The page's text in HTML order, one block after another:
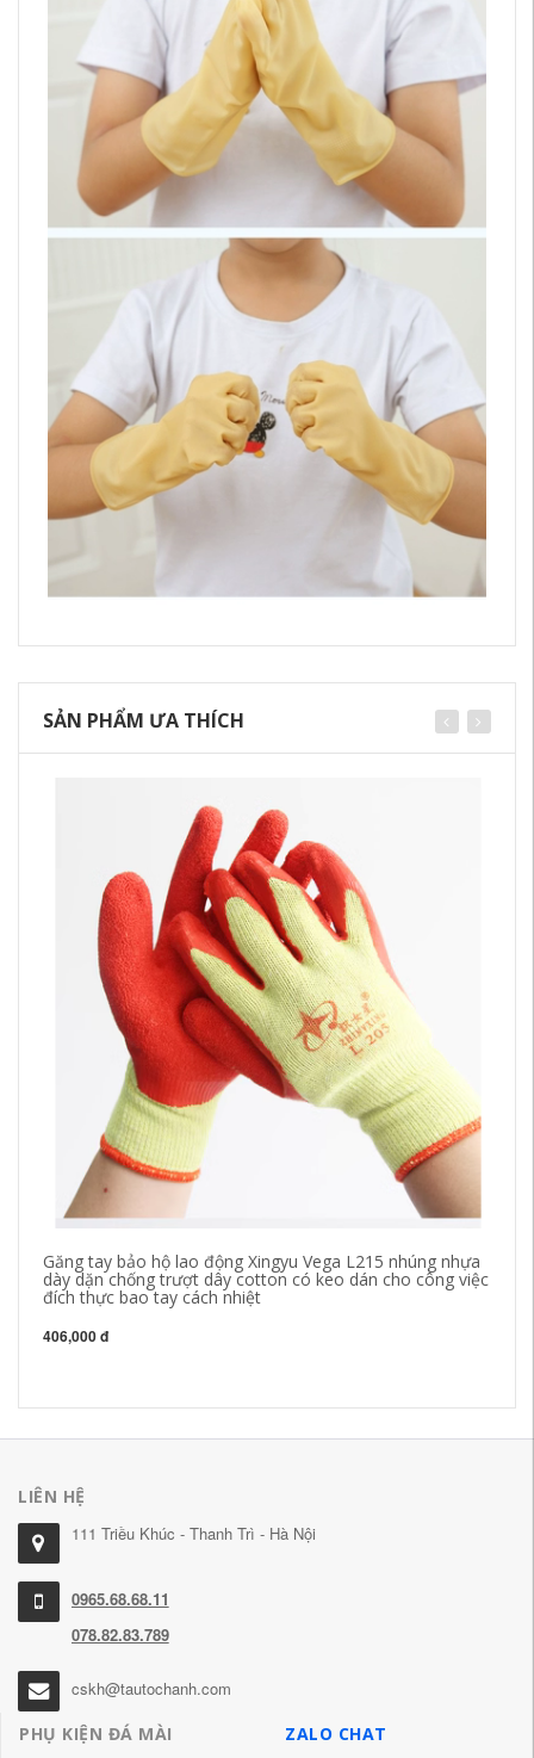
SẢN PHẨM ƯA THÍCH
Găng tay bảo hộ lao động Xingyu Vega L215 nhúng nhựa
dày dặn chống trượt dây cotton có keo dán cho công việc
đích thực bao tay cách nhiệt
406,000 đ
LIÊN HỆ
111 Triều Khúc - Thanh Trì - Hà Nội
0965.68.68.11
078.82.83.789
cskh@tautochanh.com
PHỤ KIỆN ĐÁ MÀI
ZALO CHAT